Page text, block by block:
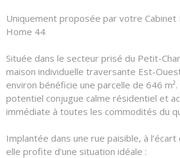
Uniquement proposée par votre
Home 44
Située dans le secteur prisé du Petit-
maison individuelle traversante Est-
environ bénéficie une parcelle de 646
potentiel conjugue calme résidentiel et
immédiate à toutes les commodités du
Implantée dans une rue paisible, à
elle profite d’une situation idéale :